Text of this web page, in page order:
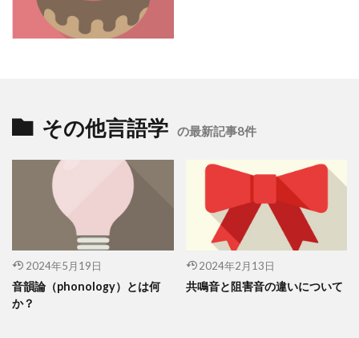
その他言語学 の最新記事8件
2024年5月19日
音韻論（phonology）とは何
か？
2024年2月13日
共鳴音と阻害音の違いについて